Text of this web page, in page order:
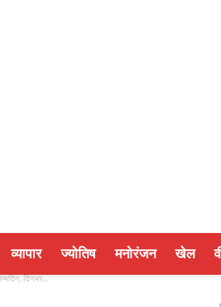
व्यापार ज्योतिष मनोरंजन खेल
दिनभर...